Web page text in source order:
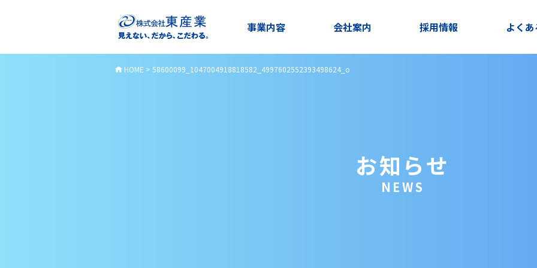
事業内容 会社案内 採用情報 よく
HOME > 58600099_1047004918818582_4997602552393498624_o
お知らせ
NEWS